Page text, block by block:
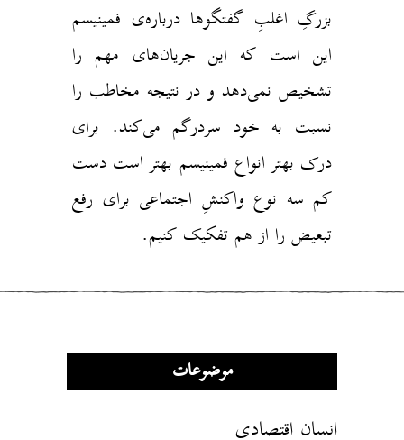
بزرگِ اغلبِ گفتگوها درباره‌ی فمینیسم
این است که این جریان‌های مهم را
تشخیص نمی‌دهد و در نتیجه مخاطب را
نسبت به خود سردرگم می‌کند. برای
درک بهتر انواع فمینیسم بهتر است دست
کم سه نوع واکنشِ اجتماعی برای رفع
تبعیض را از هم تفکیک کنیم.
موضوعات
انسان اقتصادی